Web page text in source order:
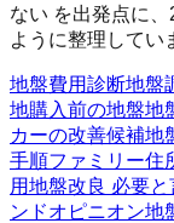
ない を出発点に
ように整理してい
地盤費用診断地盤
地購入前の地盤地
カーの改善候補地
手順ファミリー住
用地盤改良 必要と
ンドオピニオン地